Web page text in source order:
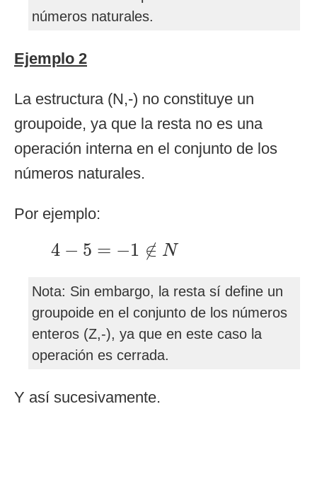
números naturales.
Ejemplo 2
La estructura (N,-) no constituye un
groupoide, ya que la resta no es una
operación interna en el conjunto de los
números naturales.
Por ejemplo:
4 − 5 = −1 ∉ N
−5 ∉ N
Nota: Sin embargo, la resta sí define un
groupoide en el conjunto de los números
enteros (Z,-), ya que en este caso la
operación es cerrada.
Y así sucesivamente.